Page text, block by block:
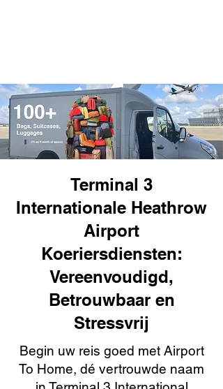
Terminal 3
Internationale Heathrow
Airport
Koeriersdiensten:
Vereenvoudigd,
Betrouwbaar en
Stressvrij
Begin uw reis goed met Airport
To Home, dé vertrouwde naam